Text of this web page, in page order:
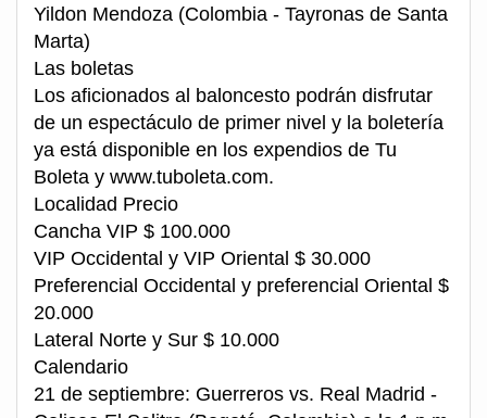
Yildon Mendoza (Colombia - Tayronas de Santa
Marta)
Las boletas
Los aficionados al baloncesto podrán disfrutar
de un espectáculo de primer nivel y la boletería
ya está disponible en los expendios de Tu
Boleta y www.tuboleta.com.
Localidad Precio
Cancha VIP $ 100.000
VIP Occidental y VIP Oriental $ 30.000
Preferencial Occidental y preferencial Oriental $
20.000
Lateral Norte y Sur $ 10.000
Calendario
21 de septiembre: Guerreros vs. Real Madrid -